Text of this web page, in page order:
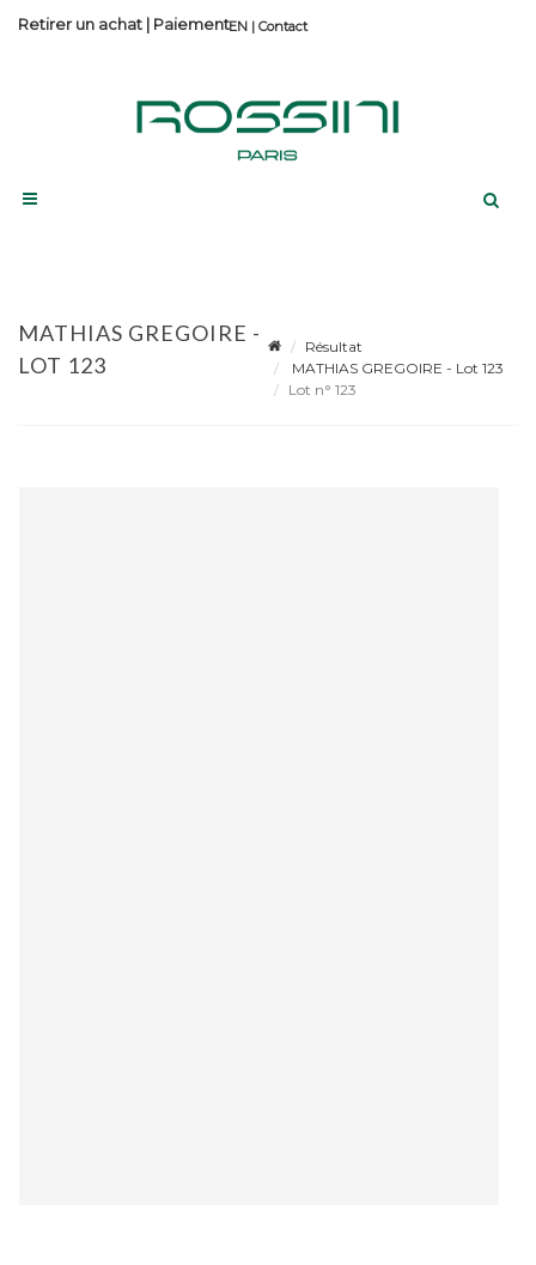
Contact
Retirer un achat | Paiement
MATHIAS GREGOIRE -
LOT 123
Résultat
MATHIAS GREGOIRE - Lot 123
Lot n° 123